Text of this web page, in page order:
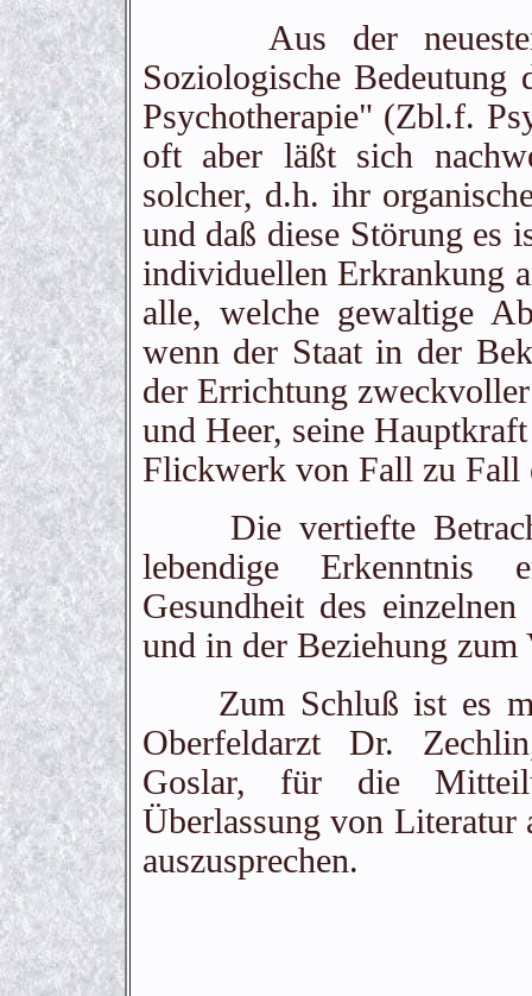
Aus der neuesten
Soziologische Bedeutung
Psychotherapie" (Zbl.f.
oft aber läßt sich
solcher, d.h. ihr
und daß diese Störung es
individuellen Erkrankung
alle, welche gewaltige
wenn der Staat in der
der Errichtung
und Heer, seine
Flickwerk von Fall zu Fall
Die vertiefte
lebendige Erkenntnis
Gesundheit des
und in der Beziehung
Zum Schluß ist es mir
Oberfeldarzt Dr.
Goslar, für die
Überlassung von Literatur
auszusprechen.